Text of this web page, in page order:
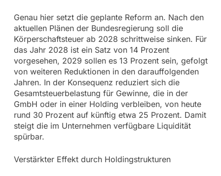
Genau hier setzt die geplante Reform an. Nach den
aktuellen Plänen der Bundesregierung soll die
Körperschaftsteuer ab 2028 schrittweise sinken. Für
das Jahr 2028 ist ein Satz von 14 Prozent
vorgesehen, 2029 sollen es 13 Prozent sein, gefolgt
von weiteren Reduktionen in den darauffolgenden
Jahren. In der Konsequenz reduziert sich die
Gesamtsteuerbelastung für Gewinne, die in der
GmbH oder in einer Holding verbleiben, von heute
rund 30 Prozent auf künftig etwa 25 Prozent. Damit
steigt die im Unternehmen verfügbare Liquidität
spürbar.
Verstärkter Effekt durch Holdingstrukturen